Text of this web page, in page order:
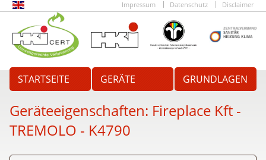
Impressum Datenschutz Disclaimer
STARTSEITE GERÄTE GRUNDLAGEN
Geräteeigenschaften: Fireplace Kft -
TREMOLO - K4790